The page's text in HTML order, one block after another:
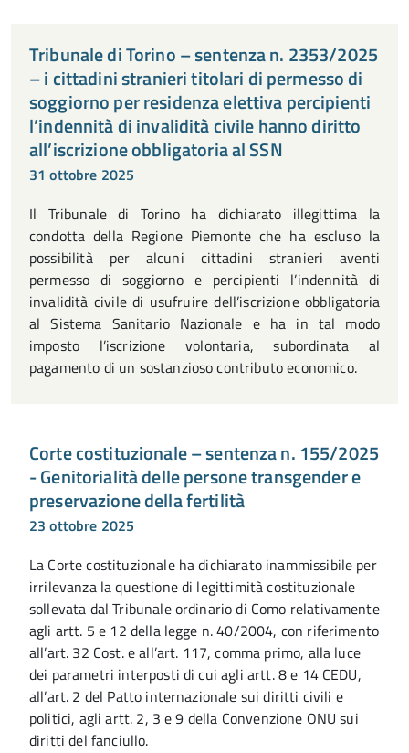
Tribunale di Torino – sentenza n. 2353/2025
– i cittadini stranieri titolari di permesso di
soggiorno per residenza elettiva percipienti
l’indennità di invalidità civile hanno diritto
all’iscrizione obbligatoria al SSN
31 ottobre 2025
Il Tribunale di Torino ha dichiarato illegittima la
condotta della Regione Piemonte che ha escluso la
possibilità per alcuni cittadini stranieri aventi
permesso di soggiorno e percipienti l’indennità di
invalidità civile di usufruire dell’iscrizione obbligatoria
al Sistema Sanitario Nazionale e ha in tal modo
imposto l’iscrizione volontaria, subordinata al
pagamento di un sostanzioso contributo economico.
Corte costituzionale – sentenza n. 155/2025
- Genitorialità delle persone transgender e
preservazione della fertilità
23 ottobre 2025
La Corte costituzionale ha dichiarato inammissibile per
irrilevanza la questione di legittimità costituzionale
sollevata dal Tribunale ordinario di Como relativamente
agli artt. 5 e 12 della legge n. 40/2004, con riferimento
all’art. 32 Cost. e all’art. 117, comma primo, alla luce
dei parametri interposti di cui agli artt. 8 e 14 CEDU,
all’art. 2 del Patto internazionale sui diritti civili e
politici, agli artt. 2, 3 e 9 della Convenzione ONU sui
diritti del fanciullo.